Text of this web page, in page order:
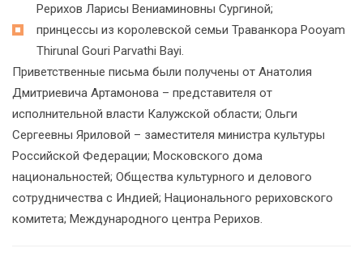
Рерихов Ларисы Вениаминовны Сургиной;
принцессы из королевской семьи Траванкора Pooyam
Thirunal Gouri Parvathi Bayi.
Приветственные письма были получены от Анатолия
Дмитриевича Артамонова – представителя от
исполнительной власти Калужской области; Ольги
Сергеевны Яриловой – заместителя министра культуры
Российской Федерации; Московского дома
национальностей; Общества культурного и делового
сотрудничества с Индией; Национального рериховского
комитета; Международного центра Рерихов.